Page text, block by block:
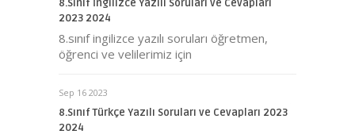
8.Sınıf İngilizce Yazılı Soruları ve Cevapları
2023 2024
8.sınıf ingilizce yazılı soruları öğretmen,
öğrenci ve velilerimiz için
Sep 16 2023
8.Sınıf Türkçe Yazılı Soruları ve Cevapları 2023
2024